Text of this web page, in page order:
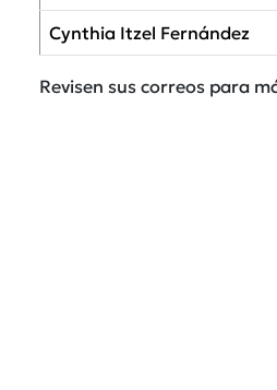
Cynthia Itzel Fernández
Revisen sus correos para